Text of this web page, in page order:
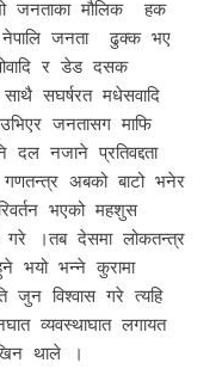
जनताका मौलिक हक
नेपालि जनता ढुक्क भए
र डेड दसक
सघर्षरत मधेसवादि
जनतासग माफि
दल नजाने प्रतिवद्दता
अबको बाटो भनेर
भएको महशुस
गरे ।तब देसमा लोकतन्त्र
भयो भन्ने कुरामा
जुन विश्वास गरे त्यहि
व्यवस्थाघात लगायत
थाले ।